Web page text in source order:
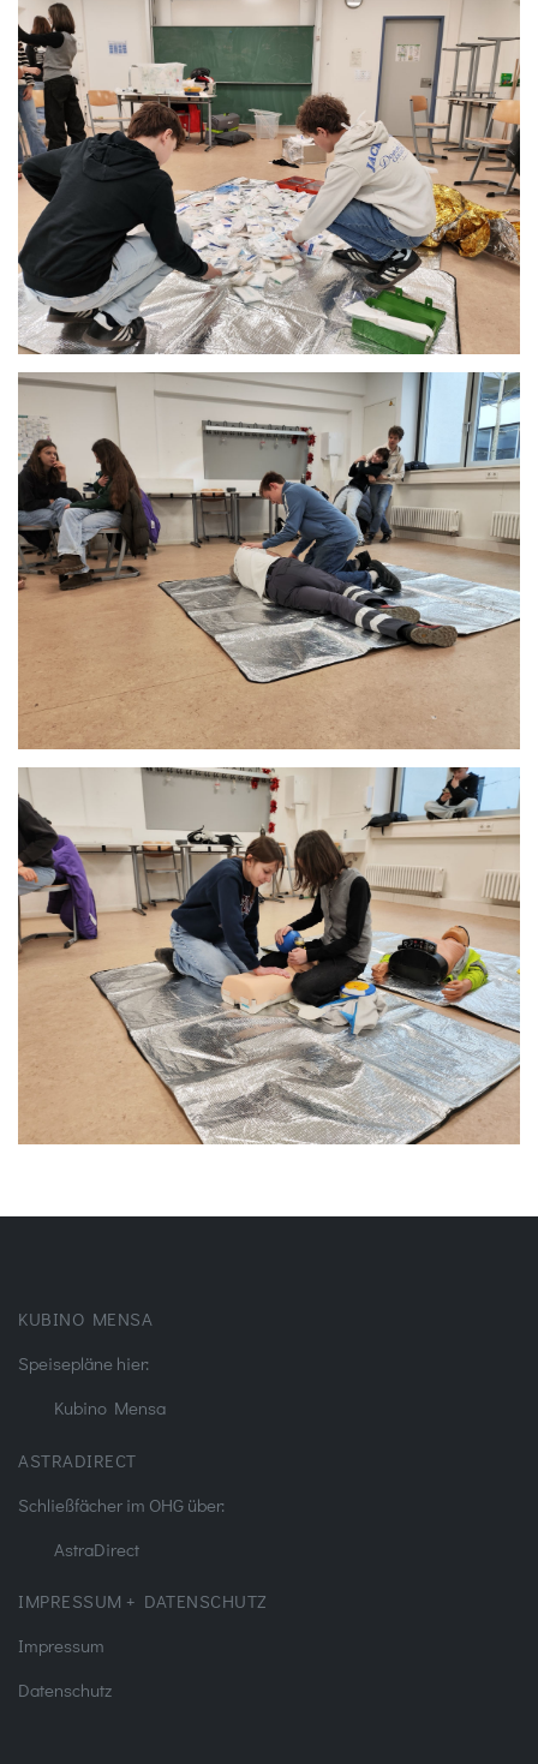
KUBINO MENSA
Speisepläne hier:
Kubino Mensa
ASTRADIRECT
Schließfächer im OHG über:
AstraDirect
IMPRESSUM + DATENSCHUTZ
Impressum
Datenschutz